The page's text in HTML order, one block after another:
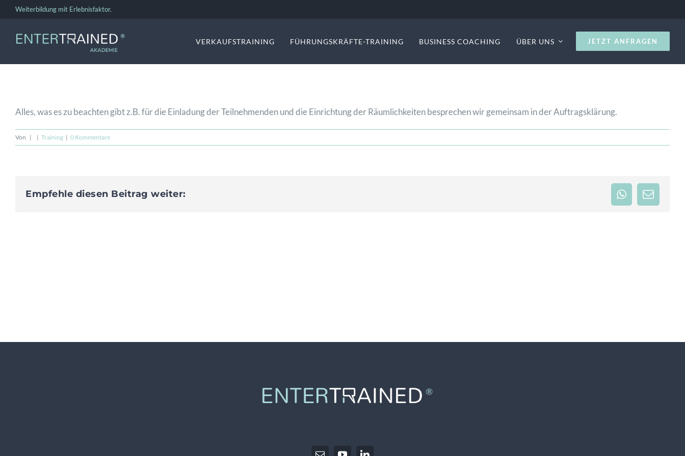
Zum
springen
Weiterbildung mit Erlebnisfaktor.
VERKAUFSTRAINING FÜHRUNGSKRÄFTE-TRAINING BUSINESS COACHING ÜBER UNS JETZT ANFRAGEN
Alles, was es zu beachten gibt z.B. für die Einladung der Teilnehmenden und die Einrichtung der Räumlichkeiten besprechen wir gemeinsam in der Auftragsklärung.
Von | | Training | 0 Kommentare
Empfehle diesen Beitrag weiter: WhatsApp
E-